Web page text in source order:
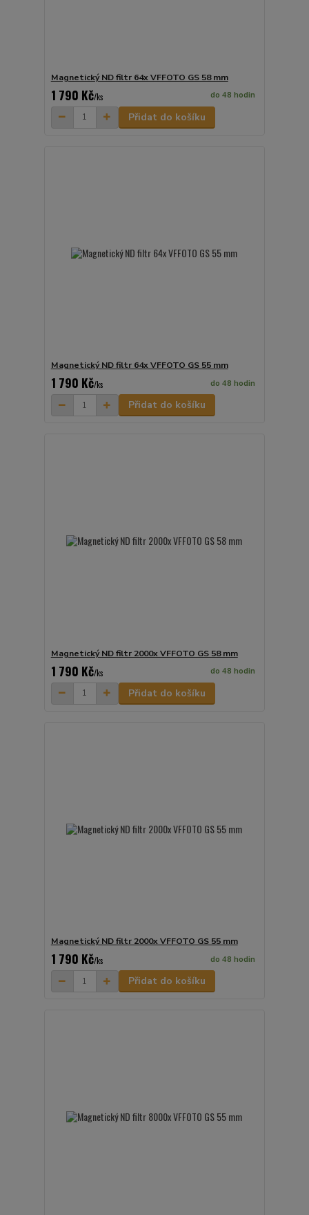
Magnetický ND filtr 64x VFFOTO GS 58 mm
1 790 Kč/ks do 48 hodin
Přidat do košíku
Magnetický ND filtr 64x VFFOTO GS 55 mm
1 790 Kč/ks do 48 hodin
Přidat do košíku
Magnetický ND filtr 2000x VFFOTO GS 58 mm
1 790 Kč/ks do 48 hodin
Přidat do košíku
Magnetický ND filtr 2000x VFFOTO GS 55 mm
1 790 Kč/ks do 48 hodin
Přidat do košíku